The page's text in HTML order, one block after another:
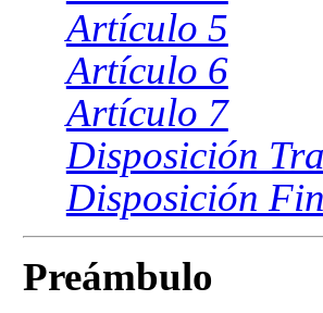
Artículo 5
Artículo 6
Artículo 7
Disposición
Disposición
Preámbulo